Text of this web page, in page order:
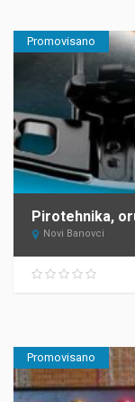
Promovisano
Novi Banovci
Promovisano